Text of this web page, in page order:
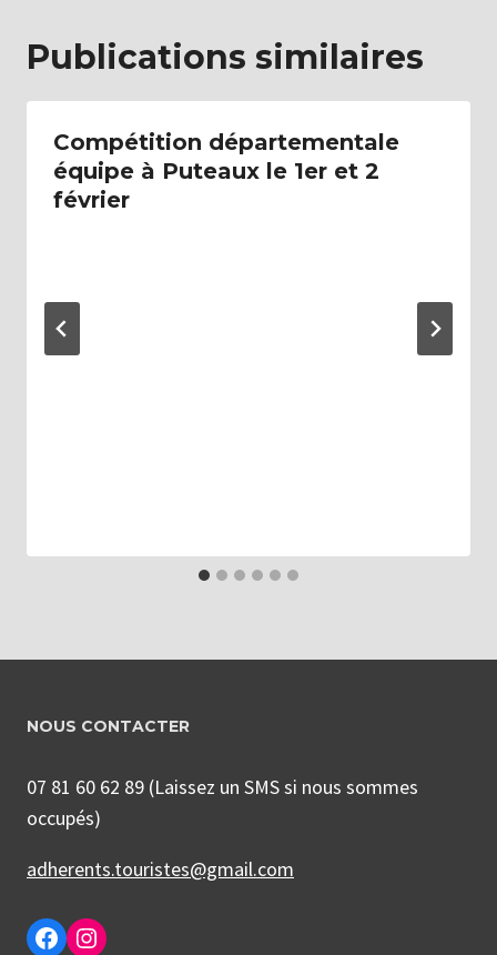
Publications similaires
Compétition départementale
équipe à Puteaux le 1er et 2
février
NOUS CONTACTER
07 81 60 62 89 (Laissez un SMS si nous sommes
occupés)
adherents.touristes@gmail.com
Facebook
Instagram